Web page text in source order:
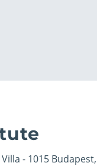
- 1015